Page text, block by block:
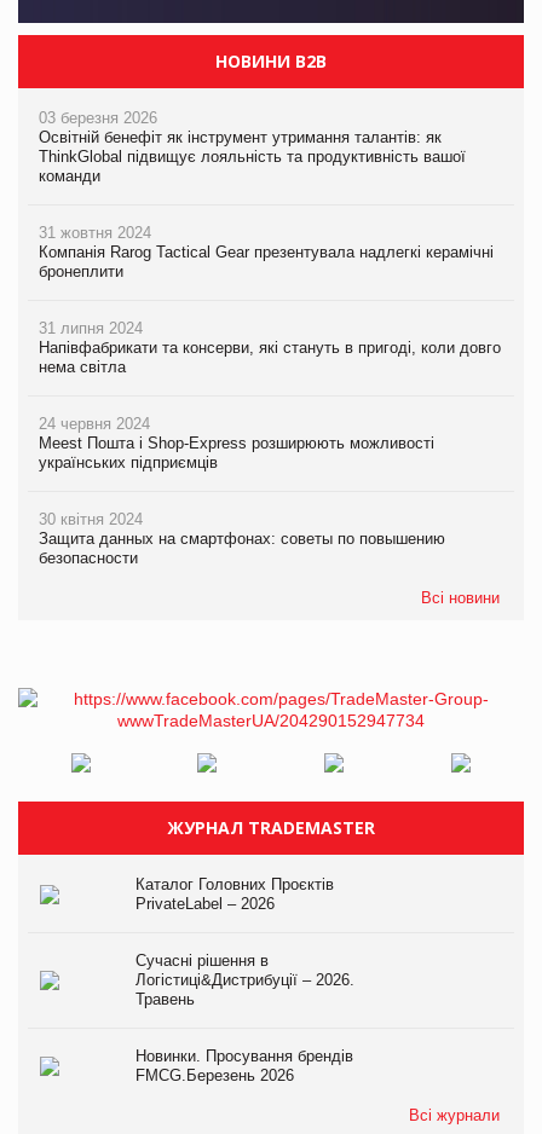
НОВИНИ B2B
03 березня 2026
Освітній бенефіт як інструмент утримання талантів: як
ThinkGlobal підвищує лояльність та продуктивність вашої
команди
31 жовтня 2024
Компанія Rarog Tactical Gear презентувала надлегкі керамічні
бронеплити
31 липня 2024
Напівфабрикати та консерви, які стануть в пригоді, коли довго
нема світла
24 червня 2024
Meest Пошта і Shop-Express розширюють можливості
українських підприємців
30 квітня 2024
Защита данных на смартфонах: советы по повышению
безопасности
Всі новини
ЖУРНАЛ TRADEMASTER
Каталог Головних Проєктів
PrivateLabel – 2026
Сучасні рішення в
Логістиці&Дистрибуції – 2026.
Травень
Новинки. Просування брендів
FMCG.Березень 2026
Всі журнали